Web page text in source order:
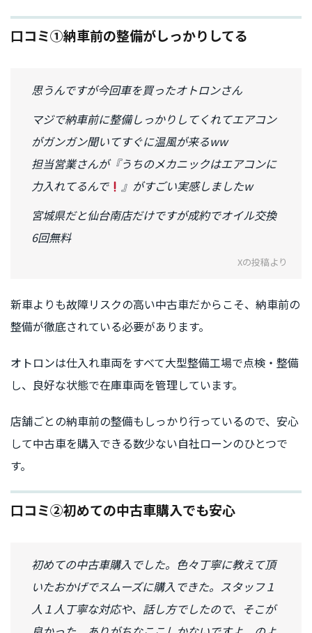
口コミ①納車前の整備がしっかりしてる
思うんですが今回車を買ったオトロンさん
マジで納車前に整備しっかりしてくれてエアコン
がガンガン聞いてすぐに温風が来るww
担当営業さんが『うちのメカニックはエアコンに
力入れてるんで
』がすごい実感しましたw
宮城県だと仙台南店だけですが成約でオイル交換
6回無料
Xの投稿より
新車よりも故障リスクの高い中古車だからこそ、納車前の
整備が徹底されている必要があります。
オトロンは仕入れ車両をすべて大型整備工場で点検・整備
し、良好な状態で在庫車両を管理しています。
店舗ごとの納車前の整備もしっかり行っているので、安心
して中古車を購入できる数少ない自社ローンのひとつで
す。
口コミ②初めての中古車購入でも安心
初めての中古車購入でした。色々丁寧に教えて頂
いたおかげでスムーズに購入できた。スタッフ１
人１人丁寧な対応や、話し方でしたので、そこが